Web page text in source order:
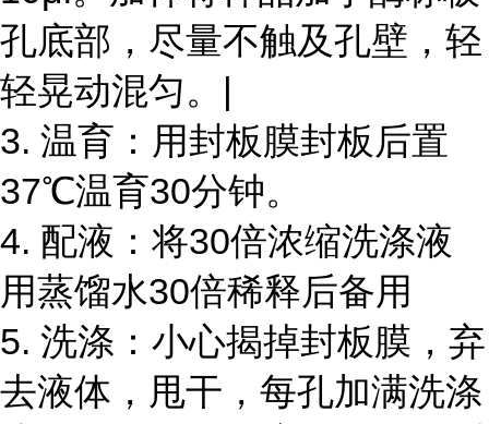
孔底部，尽量不触及孔壁，轻
轻晃动混匀。|
3. 温育：用封板膜封板后置
37℃温育30分钟。
4. 配液：将30倍浓缩洗涤液
用蒸馏水30倍稀释后备用
5. 洗涤：小心揭掉封板膜，弃
去液体，甩干，每孔加满洗涤